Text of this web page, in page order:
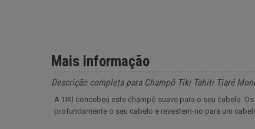
Mais informação
Descrição completa para Champô Tiki Tahiti Tiaré
A TIKI concebeu este champô suave para o seu cabelo.
profundamente o seu cabelo e revestem-no para um